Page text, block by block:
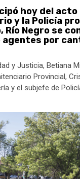
hoy del
y la Policía
Río Negro se
por
y Justicia, Betiana
Provincial,
y el subjefe de